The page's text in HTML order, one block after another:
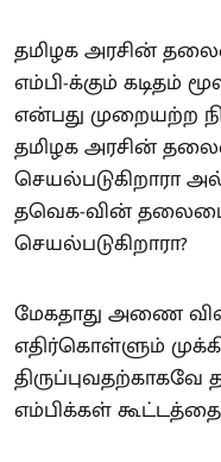
தமிழக அரசின்
எம்பி-க்கும் கடிதம்
என்பது முறையற்ற
தமிழக அரசின்
செயல்படுகிறாரா
தவெக-வின்
செயல்படுகிறாரா?
மேகதாது அணை
எதிர்கொள்ளும்
எம்பிக்கள் கூட்டத்தை